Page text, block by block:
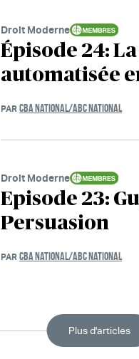
Droit Moderne
Épisode 24:
automatisée
PAR CBA NATIONAL/ABC NATIONAL
Droit Moderne
Episode 23:
Persuasion
PAR CBA NATIONAL/ABC NATIONAL
Plus d'articles